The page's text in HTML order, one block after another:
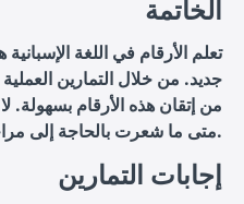
الخاتمة
تعلم الأرقام في اللغة
جديد. من خلال التمارين
من إتقان هذه الأرقام بسهولة.
متى ما شعرت بالحاجة إلى مراجعة الأرقام.
إجابات التمارين